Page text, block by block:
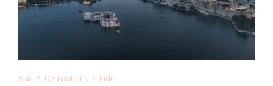
Asie Destinations Inde